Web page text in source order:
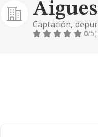
Captación,
0/5